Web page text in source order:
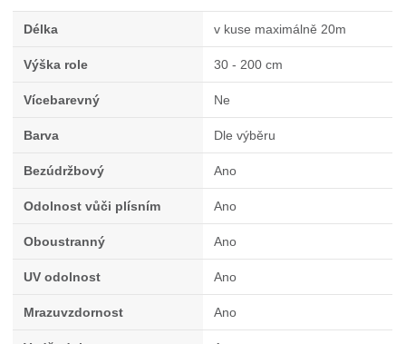
Délka v kuse maximálně 20m
Výška role 30 - 200 cm
Vícebarevný Ne
Barva Dle výběru
Bezúdržbový Ano
Odolnost vůči plísním Ano
Oboustranný Ano
UV odolnost Ano
Mrazuvzdornost Ano